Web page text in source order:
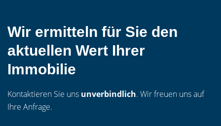
Wir ermitteln für Sie den
aktuellen Wert Ihrer
Immobilie
Kontaktieren Sie uns unverbindlich. Wir freuen uns auf
Ihre Anfrage.